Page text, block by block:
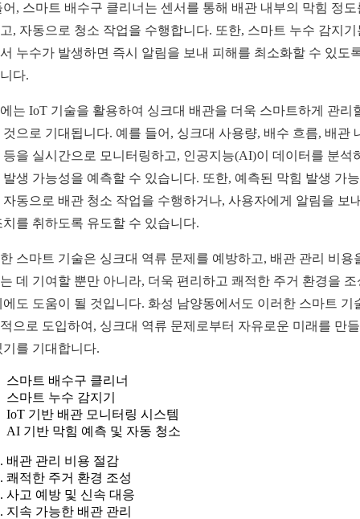
어, 스마트 배수구 클리너는 센서를 통해 배관 내부의 막힘 정도
, 자동으로 청소 작업을 수행합니다. 또한, 스마트 누수 감지기
누수가 발생하면 즉시 알림을 보내 피해를 최소화할 수 있도
다.
는 IoT 기술을 활용하여 싱크대 배관을 더욱 스마트하게 관리
것으로 기대됩니다. 예를 들어, 싱크대 사용량, 배수 흐름, 배관
등을 실시간으로 모니터링하고, 인공지능(AI)이 데이터를 분석
발생 가능성을 예측할 수 있습니다. 또한, 예측된 막힘 발생 가
자동으로 배관 청소 작업을 수행하거나, 사용자에게 알림을 보
치를 취하도록 유도할 수 있습니다.
스마트 기술은 싱크대 역류 문제를 예방하고, 배관 관리 비용
데 기여할 뿐만 아니라, 더욱 편리하고 쾌적한 주거 환경을 조
에도 도움이 될 것입니다. 화성 남양동에서도 이러한 스마트 기
으로 도입하여, 싱크대 역류 문제로부터 자유로운 미래를 만
기를 기대합니다.
스마트 배수구 클리너
스마트 누수 감지기
IoT 기반 배관 모니터링 시스템
AI 기반 막힘 예측 및 자동 청소
배관 관리 비용 절감
쾌적한 주거 환경 조성
사고 예방 및 신속 대응
지속 가능한 배관 관리